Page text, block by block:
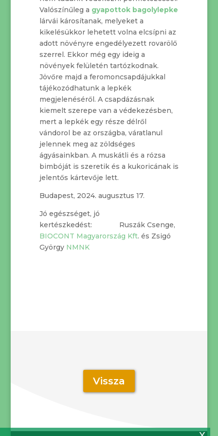
Valószínűleg a gyapottok bagolylepke
lárvái károsítanak, melyeket a
kikelésükkor lehetett volna elcsípni az
adott növényre engedélyezett rovarölő
szerrel. Ekkor még egy ideig a
növények felületén tartózkodnak.
Jövőre majd a feromoncsapdájukkal
tájékozódhatunk a lepkék
megjelenéséről. A csapdázásnak
kiemelt szerepe van a védekezésben,
mert a lepkék egy része délről
vándorol be az országba, váratlanul
jelennek meg az zöldséges
ágyásainkban. A muskátli és a rózsa
bimbóját is szeretik és a kukoricának is
jelentős kártevője lett.
Budapest, 2024. augusztus 17.
Jó egészséget, jó
kertészkedést: Ruszák Csenge,
BIOCONT Magyarország Kft. és Zsigó
György NMNK
Vissza